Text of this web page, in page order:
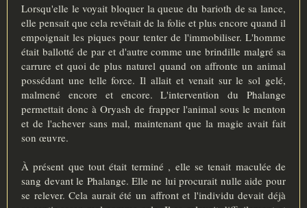
Lorsqu'elle le voyait bloquer la queue du barioth de sa lance,
elle pensait que cela revêtait de la folie et plus encore quand il
empoignait les piques pour tenter de l'immobiliser. L'homme
était ballotté de par et d'autre comme une brindille malgré sa
carrure et quoi de plus naturel quand on affronte un animal
possédant une telle force. Il allait et venait sur le sol gelé,
malmené encore et encore. L'intervention du Phalange
permettait donc à Oryash de frapper l'animal sous le menton
et de l'achever sans mal, maintenant que la magie avait fait
son œuvre.
À présent que tout était terminé , elle se tenait maculée de
sang devant le Phalange. Elle ne lui procurait nulle aide pour
se relever. Cela aurait été un affront et l'individu devait déjà